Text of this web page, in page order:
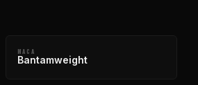
МАСА
Bantamweight